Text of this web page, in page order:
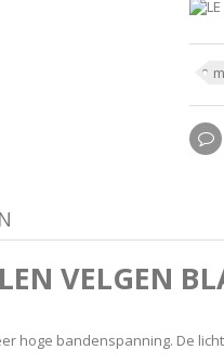
VELGEN
hoge bandenspanning. De